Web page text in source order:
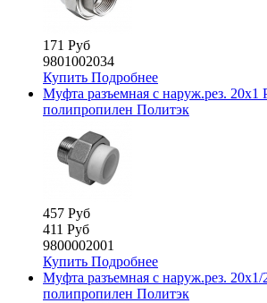
171 Руб
9801002034
Купить Подробнее
Муфта разъемная с наруж.рез. 20х1
полипропилен Политэк
457 Руб
411 Руб
9800002001
Купить Подробнее
Муфта разъемная с наруж.рез.
полипропилен Политэк